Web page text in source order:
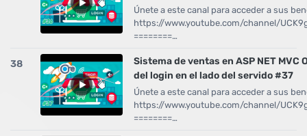
Únete a este canal para acceder a sus
https://www.youtube.com/channel/
========…
38
Sistema de ventas en ASP NET
del login en el lado del servido #37
Únete a este canal para acceder a sus
https://www.youtube.com/channel/
========…